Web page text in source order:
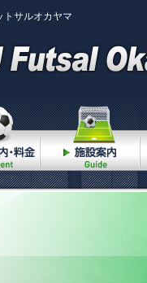
トサルオカヤマ
ご利用案内・料金